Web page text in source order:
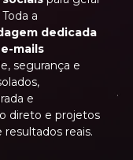
a
dedicada
e-mails
segurança e
e
direto e projetos
reais.